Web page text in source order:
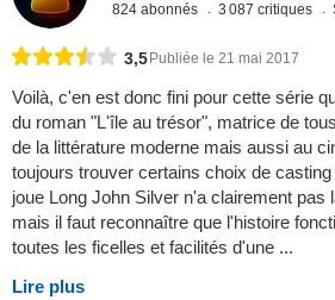
824 abonnés 3 087 critiques
3,5 Publiée le 21 mai 2017
Voilà, c'en est donc fini pour cette série
du roman "L'île au trésor", matrice de
de la littérature moderne mais aussi au
toujours trouver certains choix de
joue Long John Silver n'a clairement pas
mais il faut reconnaître que l'histoire
toutes les ficelles et facilités d'une ...
Lire plus